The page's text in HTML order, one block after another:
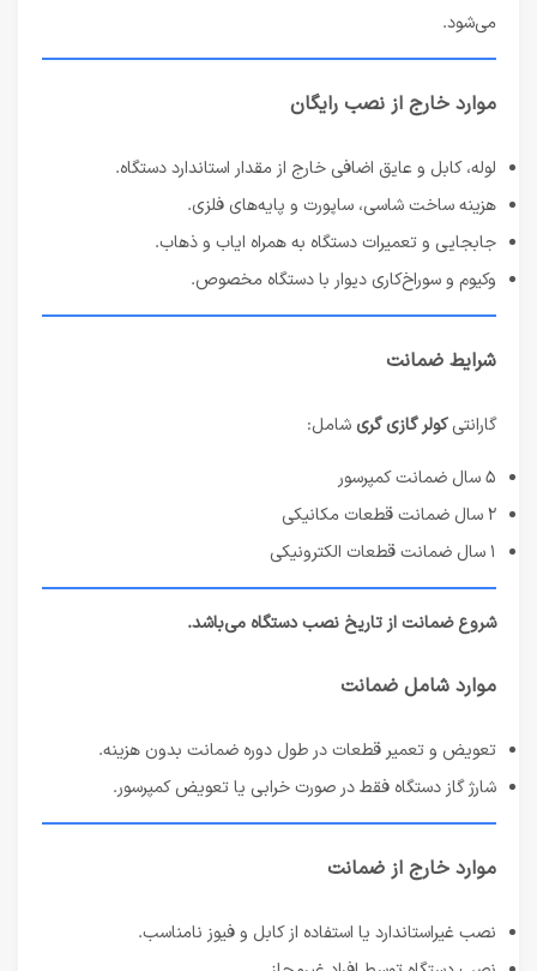
می‌شود.
موارد خارج از نصب رایگان
لوله، کابل و عایق اضافی خارج از مقدار استاندارد دستگاه.
هزینه ساخت شاسی، ساپورت و پایه‌های فلزی.
جابجایی و تعمیرات دستگاه به همراه ایاب و ذهاب.
وکیوم و سوراخ‌کاری دیوار با دستگاه مخصوص.
شرایط ضمانت
گارانتیکولر گازی گری شامل:
۵ سال ضمانت کمپرسور
۲ سال ضمانت قطعات مکانیکی
۱ سال ضمانت قطعات الکترونیکی
شروع ضمانت از تاریخ نصب دستگاه می‌باشد.
موارد شامل ضمانت
تعویض و تعمیر قطعات در طول دوره ضمانت بدون هزینه.
شارژ گاز دستگاه فقط در صورت خرابی یا تعویض کمپرسور.
موارد خارج از ضمانت
نصب غیراستاندارد یا استفاده از کابل و فیوز نامناسب.